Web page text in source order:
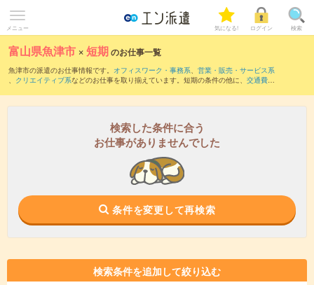
メニュー 気になる! ログイン 検索
富山県魚津市 ×短期のお仕事一覧
魚津市の派遣のお仕事情報です。 オフィスワーク・事務系、 営業・販売・サービス系
、 クリエイティブ系などのお仕事を取り揃えています。短期の条件の他に、 交通費別
検索した条件に合う
お仕事がありませんでした
条件を変更して再検索
検索条件を追加して絞り込む